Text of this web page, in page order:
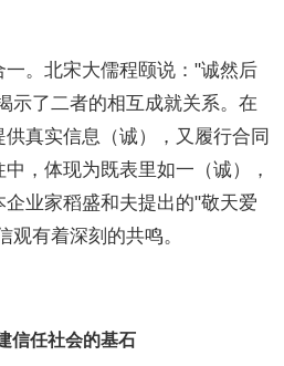
。北宋大儒程颐说："诚然后
示了二者的相互成就关系。在
真实信息（诚），又履行合同
，体现为既表里如一（诚），
业家稻盛和夫提出的"敬天爱
观有着深刻的共鸣。
信任社会的基石